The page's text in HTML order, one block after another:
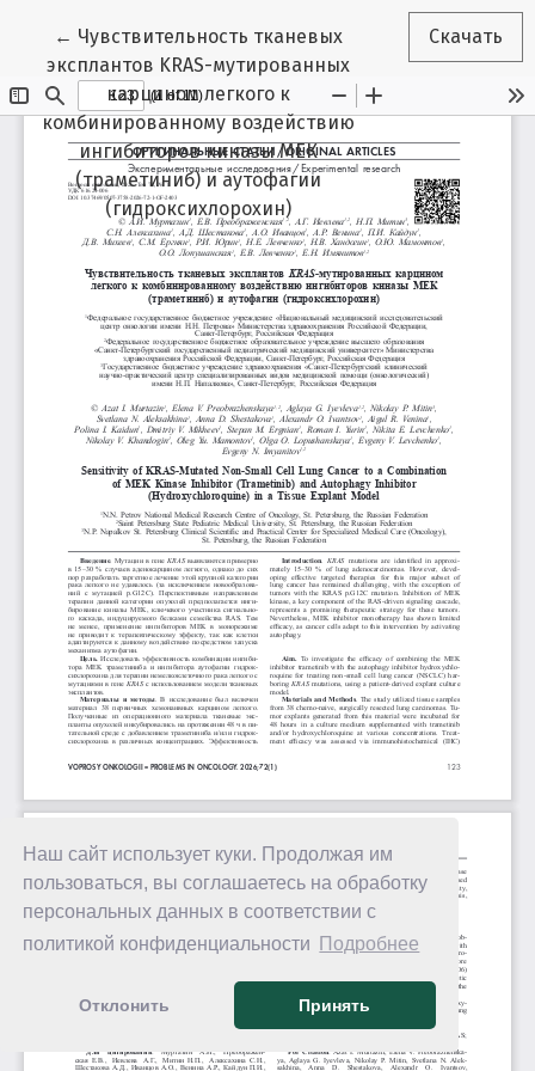
Наш сайт использует куки. Продолжая им
пользоваться, вы соглашаетесь на обработку
персональных данных в соответствии с
политикой конфиденциальности
Подробнее
Отклонить Принять
← Вернуться к Подробностям о статье
Чувствительность тканевых
эксплантов KRAS-мутированных
карцином легкого к
комбинированному воздействию
ингибиторов киназы МЕК
(траметиниб) и аутофагии
(гидроксихлорохин)
Скачать